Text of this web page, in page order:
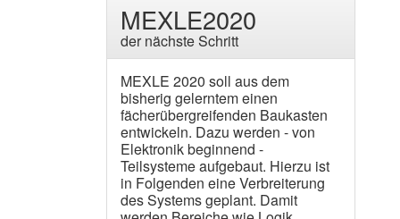
MEXLE2020
der nächste Schritt
MEXLE 2020 soll aus dem
bisherig gelerntem einen
fächerübergreifenden Baukasten
entwickeln. Dazu werden - von
Elektronik beginnend -
Teilsysteme aufgebaut. Hierzu ist
in Folgenden eine Verbreiterung
des Systems geplant. Damit